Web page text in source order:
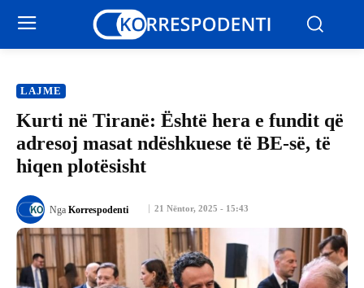
LAJME
Kurti në Tiranë: Është hera e fundit që
adresoj masat ndëshkuese të BE-së, të
hiqen plotësisht
21 Nëntor, 2025 - 15:43
Nga Korrespodenti